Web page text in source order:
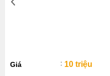
Giá 10 triệu